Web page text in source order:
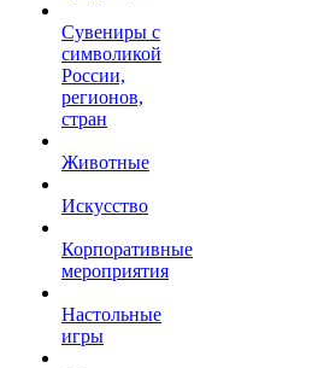
Сувениры с
символикой
России,
регионов,
стран
Животные
Искусство
Корпоративные
мероприятия
Настольные
игры